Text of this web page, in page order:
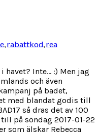
,rabattkod,rea
Inte... :) Men jag
och även
på badet,
med blandat godis till
så dras det av 100
på söndag 2017-01-22
som älskar Rebecca